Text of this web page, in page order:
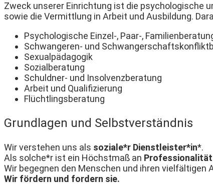
Zweck unserer Einrichtung ist die psychologische
sowie die Vermittlung in Arbeit und Ausbildung.
Psychologische Einzel-, Paar-,
Schwangeren- und
Sexualpädagogik
Sozialberatung
Schuldner- und Insolvenzberatung
Arbeit und Qualifizierung
Flüchtlingsberatung
Grundlagen und Selbstverständnis
Wir verstehen uns als soziale*r Dienstleister*in*.
Als solche*r ist ein Höchstmaß an Professionalität
Wir begegnen den Menschen und ihren
Wir fördern und fordern sie.